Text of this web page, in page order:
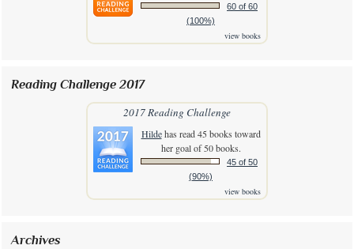
60 of 60
(100%)
view books
Reading Challenge 2017
2017 Reading Challenge
Hildehas read 45 books toward
her goal of 50 books.
45 of 50
(90%)
view books
Archives